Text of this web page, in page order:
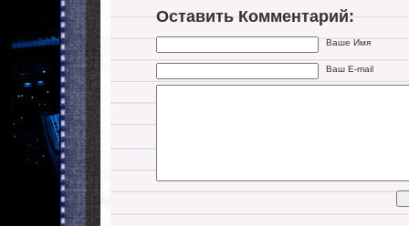
Оставить Комментарий:
Ваше Имя
Ваш E-mail